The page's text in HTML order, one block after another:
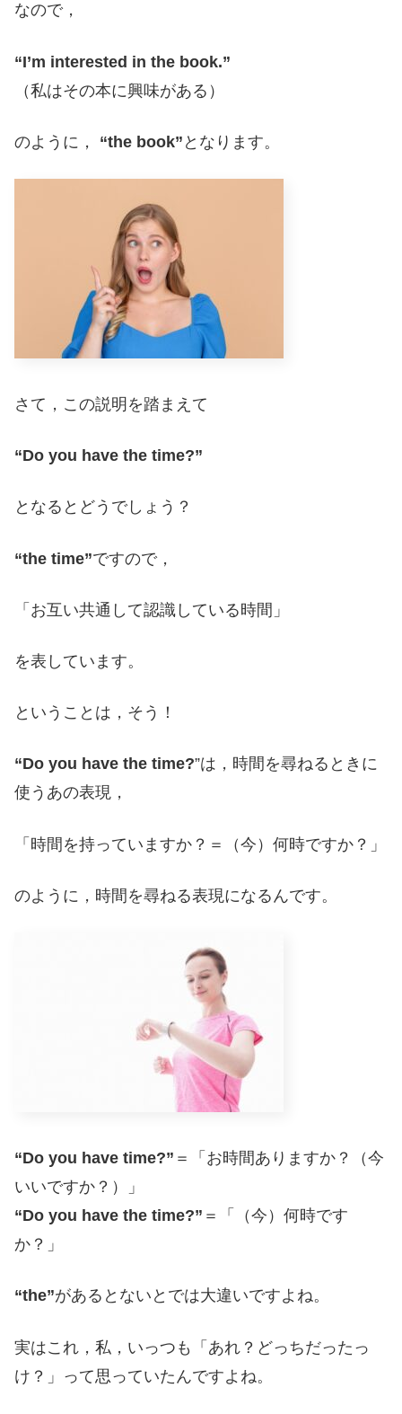
なので，
“I’m interested in the book.”
（私はその本に興味がある）
のように， “the book” となります。
さて，この説明を踏まえて
“Do you have the time?”
となるとどうでしょう？
“the time”ですので，
「お互い共通して認識している時間」
を表しています。
ということは，そう！
“Do you have the time?”は，時間を尋ねるときに
使うあの表現，
「時間を持っていますか？＝（今）何時ですか？」
のように，時間を尋ねる表現になるんです。
“Do you have time?” ＝「お時間ありますか？（今
いいですか？）」
“Do you have the time?” ＝「（今）何時です
か？」
“the”があるとないとでは大違いですよね。
実はこれ，私，いっつも「あれ？どっちだったっ
け？」って思っていたんですよね。